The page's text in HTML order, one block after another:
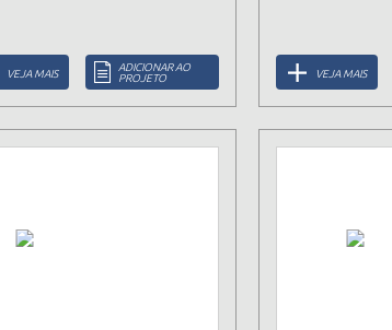
VEJA MAIS ADICIONAR AO
PROJETO VEJA MAIS